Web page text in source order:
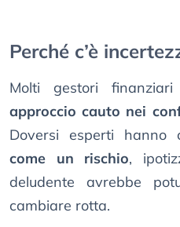
Perché c’è
Molti gestori
approccio cauto nei
Doversi esperti hanno
come un rischio,
deludente avrebbe
cambiare rotta.